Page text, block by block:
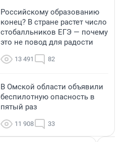
Российскому образованию
конец? В стране растет число
стобалльников ЕГЭ — почему
это не повод для радости
13 491 82
В Омской области объявили
беспилотную опасность в
пятый раз
11 908 33